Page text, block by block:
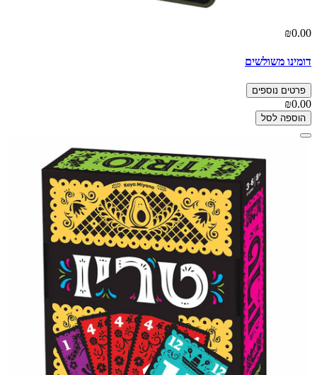
₪0.00
דומינו משולשים
פרטים נוספים
₪0.00
הוספה לסל